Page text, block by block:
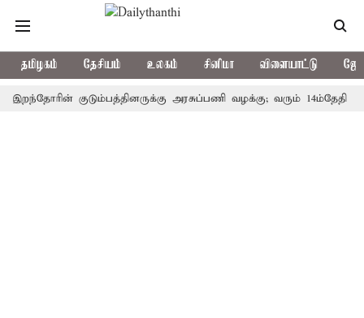
தமிழகம் தேசியம் உலகம் சினிமா விளையாட்டு
குடும்பத்தினருக்கு அரசுப்பணி வழக்கு; வரும் 14ம்தேதி